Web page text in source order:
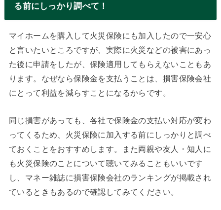
る前にしっかり調べて！
マイホームを購入して火災保険にも加入したので一安心
と言いたいところですが、実際に火災などの被害にあっ
た後に申請をしたが、保険適用してもらえないこともあ
ります。なぜなら保険金を支払うことは、損害保険会社
にとって利益を減らすことになるからです。
同じ損害があっても、各社で保険金の支払い対応が変わ
ってくるため、火災保険に加入する前にしっかりと調べ
ておくことをおすすめします。また両親や友人・知人に
も火災保険のことについて聴いてみることもいいです
し、マネー雑誌に損害保険会社のランキングが掲載され
ているときもあるので確認してみてください。